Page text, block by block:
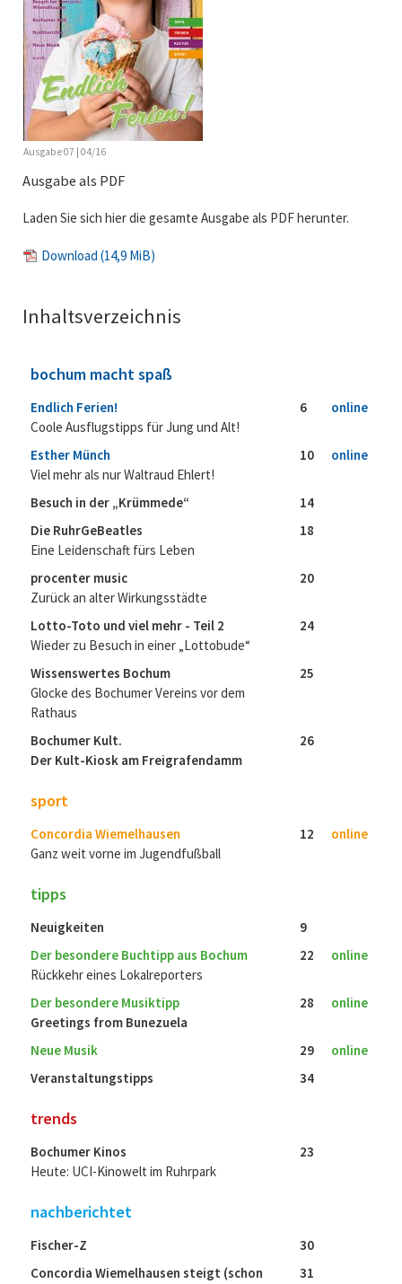
Ausgabe 07 | 04/16
Ausgabe als PDF
Laden Sie sich hier die gesamte Ausgabe als PDF herunter.
Download (14,9 MiB)
Inhaltsverzeichnis
bochum macht spaß
Endlich Ferien!
Coole Ausflugstipps für Jung und Alt!
6 online
Esther Münch
Viel mehr als nur Waltraud Ehlert!
10 online
Besuch in der „Krümmede“
14
Die RuhrGeBeatles
Eine Leidenschaft fürs Leben
18
procenter music
Zurück an alter Wirkungsstädte
20
Lotto-Toto und viel mehr - Teil 2
Wieder zu Besuch in einer „Lottobude“
24
Wissenswertes Bochum
Glocke des Bochumer Vereins vor dem
Rathaus
25
Bochumer Kult.
Der Kult-Kiosk am Freigrafendamm
26
sport
Concordia Wiemelhausen
Ganz weit vorne im Jugendfußball
12 online
tipps
Neuigkeiten
9
Der besondere Buchtipp aus Bochum
Rückkehr eines Lokalreporters
22 online
Der besondere Musiktipp
Greetings from Bunezuela
28 online
Neue Musik 29
online
Veranstaltungstipps
34
trends
Bochumer Kinos
Heute: UCI-Kinowelt im Ruhrpark
23
nachberichtet
Fischer-Z
30
Concordia Wiemelhausen steigt (schon
31